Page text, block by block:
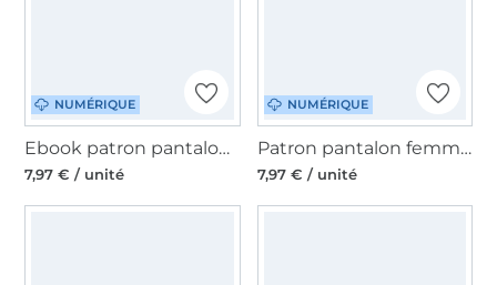
NUMÉRIQUE
Ebook patron pantalon femme Marlene Miou Miou, en allemand
7,97 € / unité
NUMÉRIQUE
Patron pantalon femme pdf Palazzo Peter Sewingmachina, en allemand et anglais
7,97 € / unité